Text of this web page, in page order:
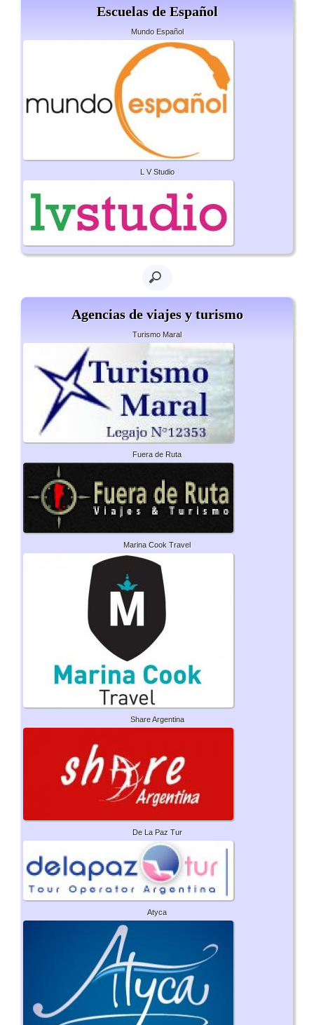
Escuelas de Español
Mundo Español
L V Studio
Agencias de viajes y turismo
Turismo Maral
Fuera de Ruta
Marina Cook Travel
Share Argentina
De La Paz Tur
Atyca